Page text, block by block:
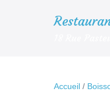
Accueil /